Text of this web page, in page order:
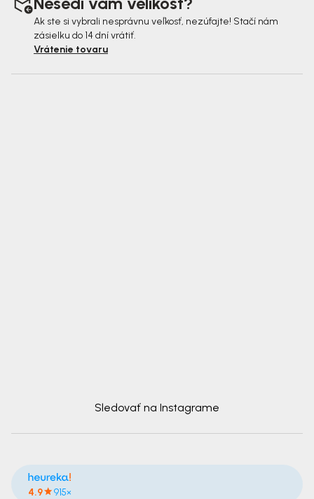
Ak ste si vybrali nesprávnu veľkosť, nezúfajte! Stačí nám
zásielku do 14 dní vrátiť.
Vrátenie tovaru
Sledovať na Instagrame
4.9 915×